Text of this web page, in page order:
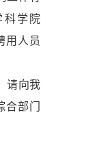
科学院
用人员
请向我
部门